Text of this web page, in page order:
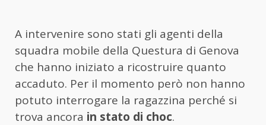
A intervenire sono stati gli agenti della
squadra mobile della Questura di Genova
che hanno iniziato a ricostruire quanto
accaduto. Per il momento però non hanno
potuto interrogare la ragazzina perché si
trova ancora in stato di choc.